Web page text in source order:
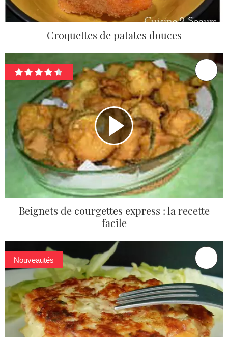
Croquettes de patates douces
Beignets de courgettes express : la recette
facile
Nouveautés